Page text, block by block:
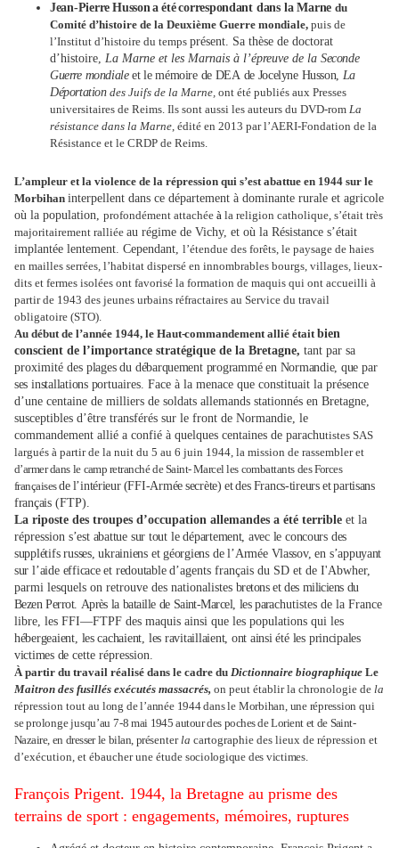
Jean-Pierre Husson a été correspondant dans la Marne du
Comité d’histoire de la Deuxième Guerre mondiale, puis de
l’Institut d’histoire du temps présent. Sa thèse de doctorat
d’histoire, La Marne et les Marnais à l’épreuve de la Seconde
Guerre mondialeet le mémoire de DEA de Jocelyne Husson, La
Déportationdes Juifs de la Marne,ont été publiés aux Presses
universitaires de Reims. Ils sont aussi les auteurs du DVD-rom La
résistance dans la Marne, édité en 2013 par l’AERI-Fondation de la
Résistance et le CRDP de Reims.
L’ampleur et la violence de la répression qui s’est abattue en 1944 sur le
Morbihan interpellent dans ce département à dominante rurale et agricole
où la population, profondément attachée à la religion catholique, s’était très
majoritairement ralliée au régime de Vichy, et où la Résistance s’était
implantée lentement. Cependant, l’étendue des forêts, le paysage de haies
en mailles serrées, l’habitat dispersé en innombrables bourgs, villages, lieux-
dits et fermes isolées ont favorisé la formation de maquis qui ont accueilli à
partir de 1943 des jeunes urbains réfractaires au Service du travail
obligatoire (STO).
Au début de l’année 1944, le Haut-commandement allié étaitbien
conscient de l’importance stratégique de la Bretagne, tant par sa
proximité des plages du débarquement programmé en Normandie, que par
ses installations portuaires. Face à la menace que constituait la présence
d’une centaine de milliers de soldats allemands stationnés en Bretagne,
susceptibles d’être transférés sur le front de Normandie, le
commandement allié a confié à quelques centaines de parachutistes SAS
largués à partir de la nuit du 5 au 6 juin 1944, la mission de rassembler et
d’armer dans le camp retranché de Saint-Marcel les combattants des Forces
françaisesde l’intérieur (FFI-Armée secrète) et des Francs-tireurs et partisans
français (FTP).
La riposte des troupes d’occupation allemandes a été terrible et la
répression s’est abattue sur tout le département, avec le concours des
supplétifs russes, ukrainiens et géorgiens de l’Armée Vlassov, en s’appuyant
sur l’aide efficace et redoutabled’agents français du SD et de I'Abwher,
parmi lesquels on retrouve des nationalistes bretons et des miliciens du
Bezen Perrot. Après la bataille de Saint-Marcel, les parachutistes de la France
libre, les FFI—FTPF des maquis ainsi que les populations qui les
hébergeaient, les cachaient, les ravitaillaient, ont ainsi été les principales
victimes de cette répression.
À partir du travail réalisé dans le cadre du Dictionnaire biographique Le
Maitron des fusillés exécutés massacrés, on peut établir la chronologie de la
répression tout au long de l’année 1944 dans le Morbihan, une répression qui
se prolonge jusqu’au 7-8mai 1945 autour des poches de Lorient et de Saint-
Nazaire, en dresser le bilan, présenterlacartographie des lieux de répression et
d’exécution, et ébaucher une étude sociologique des victimes.
François Prigent. 1944, la Bretagne au prisme des
terrains de sport : engagements, mémoires, ruptures